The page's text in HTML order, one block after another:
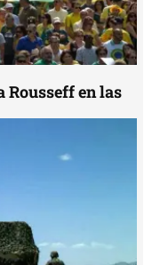
en las